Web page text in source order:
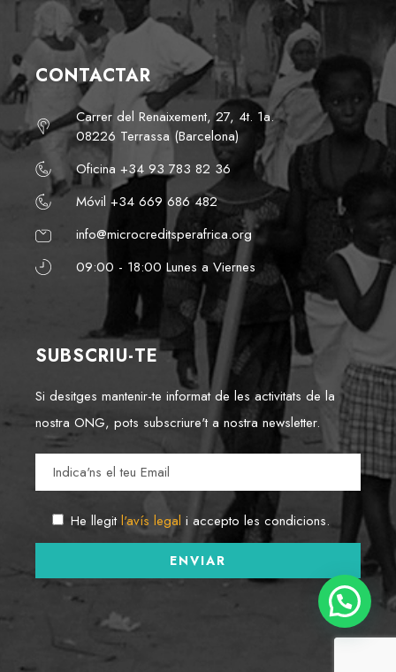
CONTACTAR
Carrer del Renaixement, 27, 4t. 1a.
08226 Terrassa (Barcelona)
Oficina +34 93 783 82 36
Móvil +34 669 686 482
info@microcreditsperafrica.org
09:00 - 18:00 Lunes a Viernes
SUBSCRIU-TE
Si desitges mantenir-te informat de les activitats de la
nostra ONG, pots subscriure't a nostra newsletter.
He llegitl'avís legal i accepto les condicions.